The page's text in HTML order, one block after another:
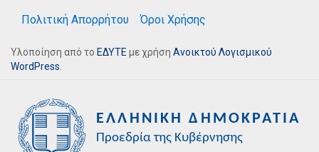
Πολιτική Απορρήτου Όροι Χρήσης
Υλοποίηση από το ΕΔΥΤΕ με χρήση Ανοικτού Λογισμικού
WordPress.